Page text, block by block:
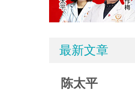
最新文章
陈太平